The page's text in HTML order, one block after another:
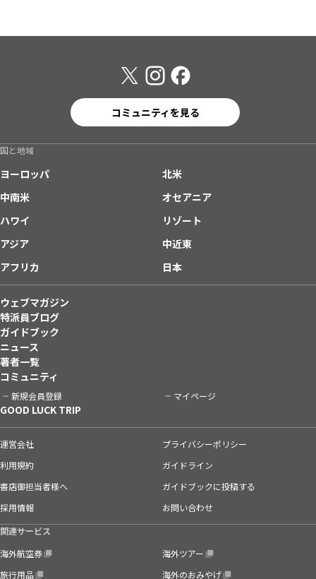
コミュニティを見る
国と地域
ヨーロッパ
北米
中南米
オセアニア
ハワイ
リゾート
アジア
中近東
アフリカ
日本
ウェブマガジン
特派員ブログ
ガイドブック
ニュース
著者一覧
コミュニティ
新規会員登録 マイページ
GOOD LUCK TRIP
運営会社
プライバシーポリシー
利用規約
ガイドライン
書店御担当者様へ
ガイドブックに投稿する
採用情報
お問い合わせ
関連サービス
海外航空券
海外ツアー
旅行用品
海外のおみやげ